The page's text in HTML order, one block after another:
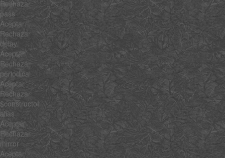
Rechazar
pass
Aceptar
Rechazar
delay
Aceptar
Rechazar
periodical
Aceptar
Rechazar
$constructor
alias
Aceptar
Rechazar
mirror
Aceptar